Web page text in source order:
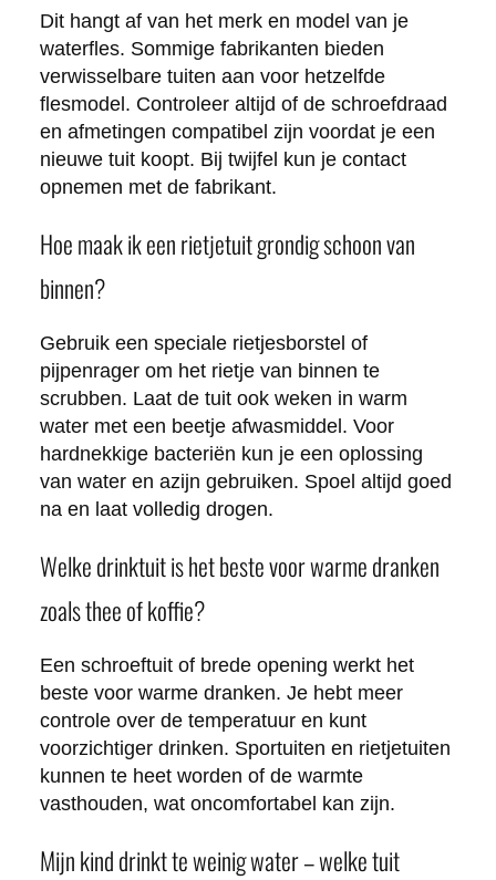
Dit hangt af van het merk en model van je
waterfles. Sommige fabrikanten bieden
verwisselbare tuiten aan voor hetzelfde
flesmodel. Controleer altijd of de schroefdraad
en afmetingen compatibel zijn voordat je een
nieuwe tuit koopt. Bij twijfel kun je contact
opnemen met de fabrikant.
Hoe maak ik een rietjetuit grondig schoon van
binnen?
Gebruik een speciale rietjesborstel of
pijpenrager om het rietje van binnen te
scrubben. Laat de tuit ook weken in warm
water met een beetje afwasmiddel. Voor
hardnekkige bacteriën kun je een oplossing
van water en azijn gebruiken. Spoel altijd goed
na en laat volledig drogen.
Welke drinktuit is het beste voor warme dranken
zoals thee of koffie?
Een schroeftuit of brede opening werkt het
beste voor warme dranken. Je hebt meer
controle over de temperatuur en kunt
voorzichtiger drinken. Sportuiten en rietjetuiten
kunnen te heet worden of de warmte
vasthouden, wat oncomfortabel kan zijn.
Mijn kind drinkt te weinig water – welke tuit